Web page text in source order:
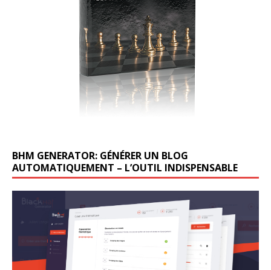
BHM GENERATOR: GÉNÉRER UN BLOG
AUTOMATIQUEMENT – L’OUTIL INDISPENSABLE